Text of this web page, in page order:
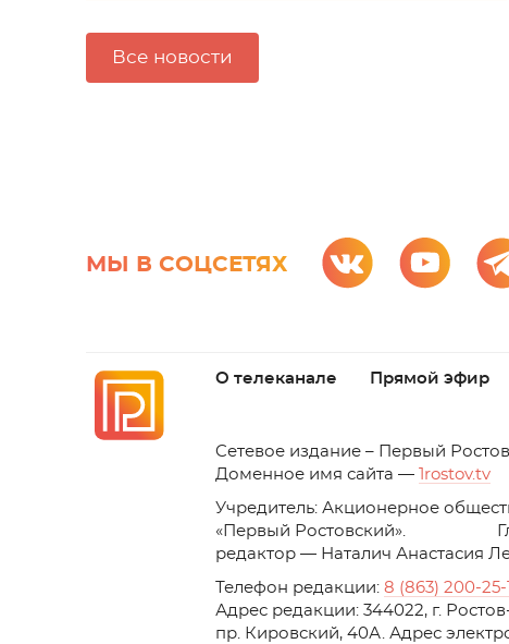
Все новости
МЫ В СОЦСЕТЯХ
О телеканале Прямой эфир
Cетевое издание – Первый
Доменное имя сайта —
1rostov.tv
Учредитель: Акционерное
«Первый Ростовский».
редактор — Наталич Анастасия
Телефон редакции: 8 (863) 200-25-
Адрес редакции: 344022, г.
пр. Кировский, 40А. Адрес